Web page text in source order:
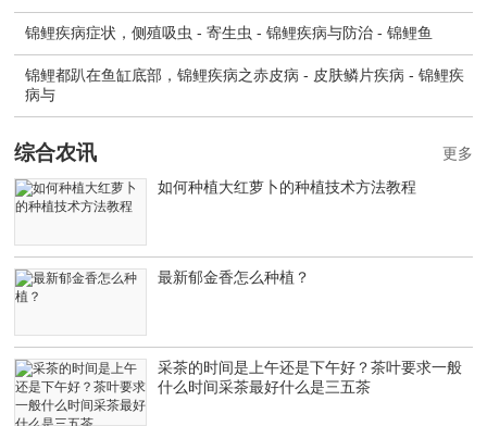
锦鲤疾病症状，侧殖吸虫 - 寄生虫 - 锦鲤疾病与防治 - 锦鲤鱼
锦鲤都趴在鱼缸底部，锦鲤疾病之赤皮病 - 皮肤鳞片疾病 - 锦鲤疾
病与
综合农讯
如何种植大红萝卜的种植技术方法教程
最新郁金香怎么种植？
采茶的时间是上午还是下午好？茶叶要求一般
什么时间采茶最好什么是三五茶
更多